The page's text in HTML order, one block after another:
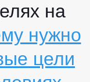
на
нужно
цели